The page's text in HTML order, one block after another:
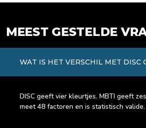
MEEST GESTELDE
WAT IS HET VERSCHIL MET DISC
DISC geeft vier kleurtjes. MBTI geeft
meet 48 factoren en is statistisch valide.